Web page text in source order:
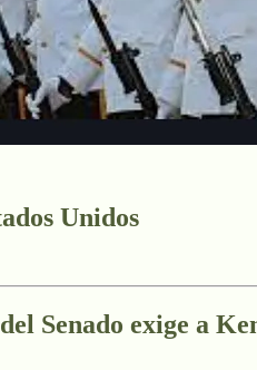
Unidos
Senado exige a